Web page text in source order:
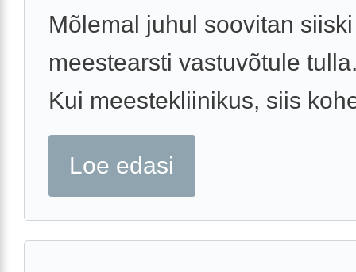
Mõlemal juhul soovitan siiski
meestearsti vastuvõtule
Kui meestekliinikus, siis
Loe edasi